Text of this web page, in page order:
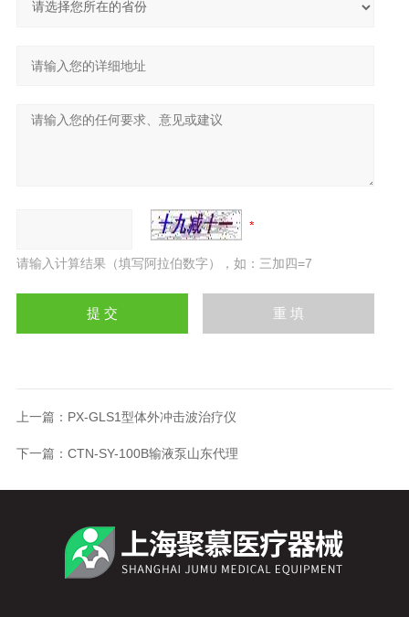
请输入计算结果（填写阿拉伯数字），如：三加四=7
上一篇： PX-GLS1型体外冲击波治疗仪
下一篇： CTN-SY-100B输液泵山东代理